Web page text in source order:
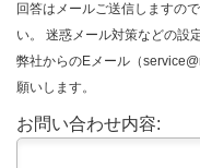
回答はメールご送信しますの
い。 迷惑メール対策などの設
弊社からのEメール（
願いします。
お問い合わせ内容: